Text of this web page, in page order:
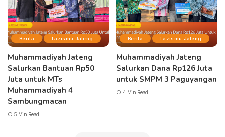
Berita Lazismu Jateng
Muhammadiyah Jateng
Salurkan Bantuan Rp50
Juta untuk MTs
Muhammadiyah 4
Sambungmacan
5 Min Read
Berita Lazismu Jateng
Muhammadiyah Jateng
Salurkan Dana Rp126 Juta
untuk SMPM 3 Paguyangan
4 Min Read